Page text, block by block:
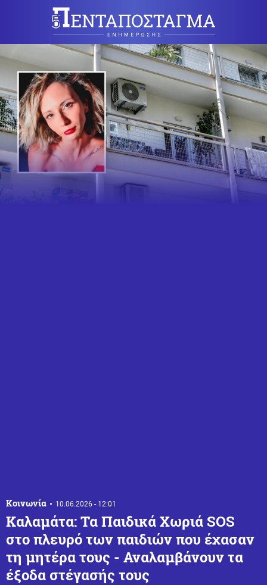
Κοινωνία 10.06.2026 - 12:01
Καλαμάτα: Τα Παιδικά Χωριά SOS
στο πλευρό των παιδιών που έχασαν
τη μητέρα τους - Αναλαμβάνουν τα
έξοδα στέγασής τους